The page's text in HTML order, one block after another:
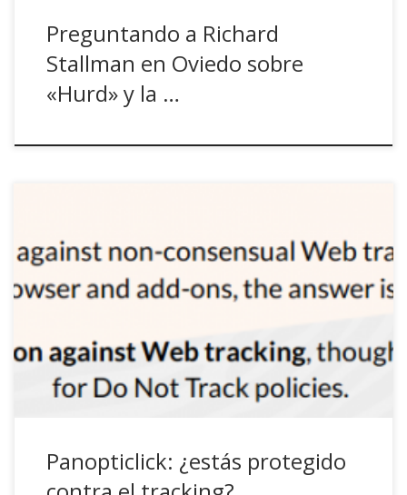
Preguntando a Richard
Stallman en Oviedo sobre
«Hurd» y la …
Fantástica herramienta de la Electronic Frontier Foundation.
Comprueba si tu navegador está protegido contra los
Panopticlick: ¿estás protegido